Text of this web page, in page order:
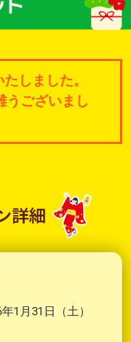
しました。
うございまし
詳細
1月31日（土）